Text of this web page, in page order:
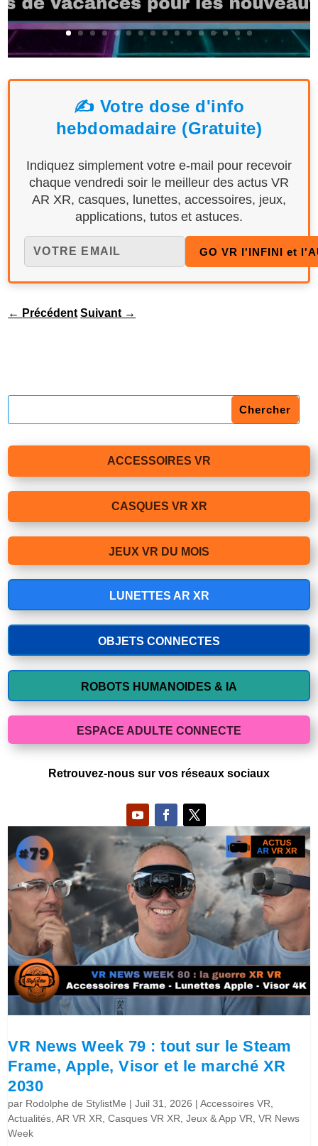
✍️ Votre dose d'info
hebdomadaire (Gratuite)
Indiquez simplement votre e-mail pour recevoir
chaque vendredi soir le meilleur des actus VR
AR XR, casques, lunettes, accessoires, jeux,
applications, tutos et astuces.
← Précédent Suivant →
ACCESSOIRES VR
CASQUES VR XR
JEUX VR DU MOIS
LUNETTES AR XR
OBJETS CONNECTES
ROBOTS HUMANOIDES & IA
ESPACE ADULTE CONNECTE
Retrouvez-nous sur vos réseaux sociaux
VR News Week 79 : tout sur le Steam
Frame, Apple, Visor et le marché XR
2030
par Rodolphe de StylistMe |Juil 31, 2026 |Accessoires VR
Actualités ,AR VR XR ,Casques VR XR ,Jeux & App VR ,VR News
Week